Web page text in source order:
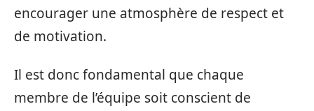
encourager une atmosphère de respect et
de motivation.
Il est donc fondamental que chaque
membre de l’équipe soit conscient de